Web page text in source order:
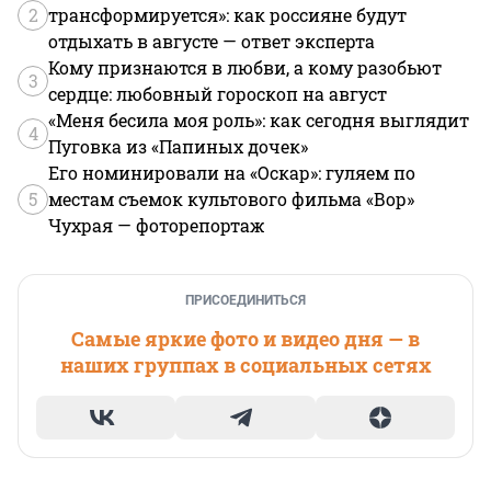
2 трансформируется»: как россияне будут
отдыхать в августе — ответ эксперта
3
Кому признаются в любви, а кому разобьют
сердце: любовный гороскоп на август
4
«Меня бесила моя роль»: как сегодня выглядит
Пуговка из «Папиных дочек»
5
Его номинировали на «Оскар»: гуляем по
местам съемок культового фильма «Вор»
Чухрая — фоторепортаж
ПРИСОЕДИНИТЬСЯ
Самые яркие фото и видео дня — в
наших группах в социальных сетях